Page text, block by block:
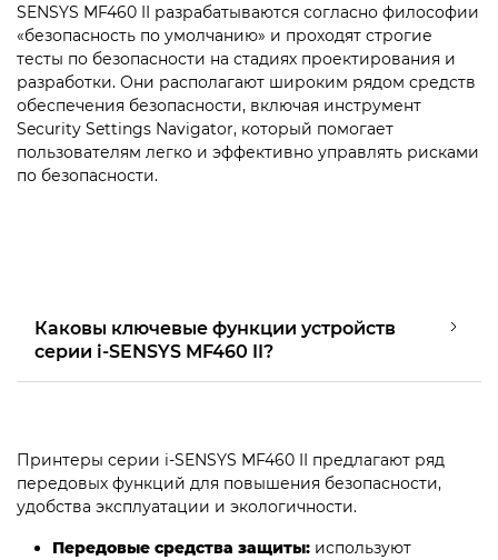
SENSYS MF460 II разрабатываются согласно философии
«безопасность по умолчанию» и проходят строгие
тесты по безопасности на стадиях проектирования и
разработки. Они располагают широким рядом средств
обеспечения безопасности, включая ­инструмент
Security Settings Navigator, который помогает
пользователям легко и эффективно управлять рисками
по безопасности.
Каковы ключевые функции устройств
серии i-SENSYS MF460 II?
Принтеры серии i-SENSYS MF460 II предлагают ряд
передовых функций для повышения безопасности,
удобства эксплуатации и экологичности.
Передовые средства защиты: используют